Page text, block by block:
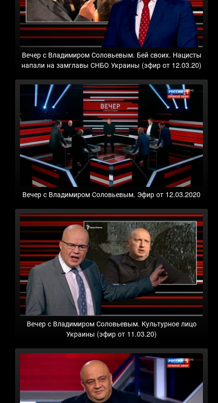
Вечер с Владимиром Соловьевым. Бей своих. Нацисты
напали на замглавы СНБО Украины (эфир от 12.03.20)
Вечер с Владимиром Соловьевым. Эфир от 12.03.2020
Вечер с Владимиром Соловьевым. Культурное лицо
Украины (эфир от 11.03.20)